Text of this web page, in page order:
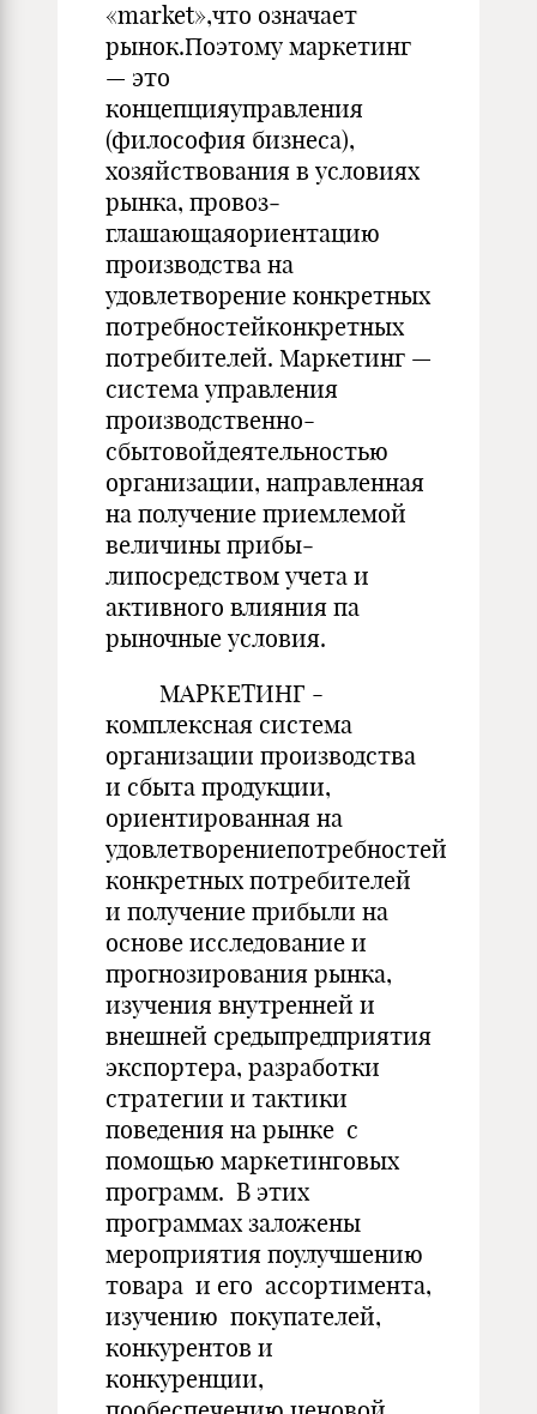
«market»,что оз­начает
рынок.Поэтому маркетинг
— это
концепцияуправления
(философия бизнеса),
хозяйствования в условиях
рынка, провоз­
глашающаяориентацию
производства на
удовлетворение конкрет­ных
потребностейконкретных
потребителей. Маркетинг —
систе­ма управления
производственно-
сбытовойдеятельностью
органи­зации, направленная
на получение приемлемой
величины прибы­
липосредством учета и
активного влияния па
рыночные условия.
МАРКЕТИНГ -
комплексная система
организации производства
и сбыта продукции,
ориентированная на
удовлетворениепотребностей
конкретных потребителей
и получение прибыли на
основе исследование и
прогнозирования рынка,
изучения внутренней и
внешней средыпредприятия
экспортера, разработки
стратегии и тактики
поведения на рынке с
помощью маркетинговых
программ. В этих
программах заложены
мероприятия поулучшению
товара и его ассортимента,
изучению покупателей,
конкурентов и
конкуренции,